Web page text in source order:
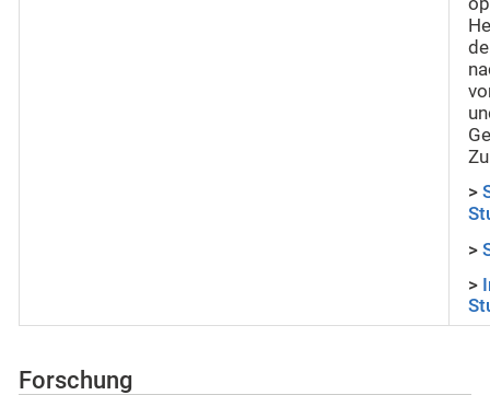
>
>
>
Forschung